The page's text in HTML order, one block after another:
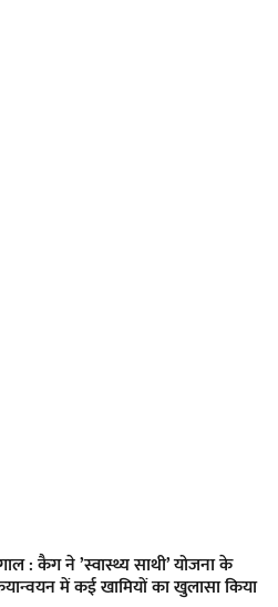
: कैग ने ’स्वास्थ्य साथी’ योजना के
में कई खामियों का खुलासा किया